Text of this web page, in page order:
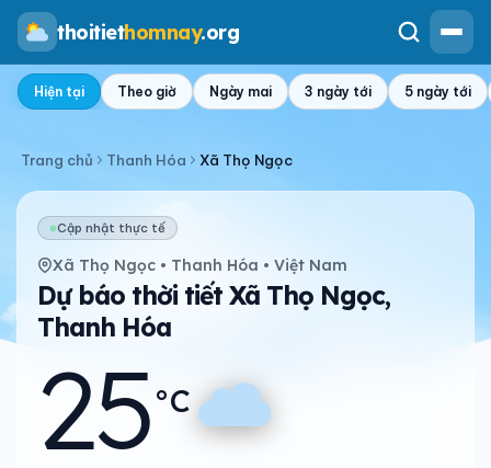
thoitiethomnay.org
Hiện tại Theo giờ Ngày mai 3 ngày tới 5 ngày tới
Trang chủ Thanh Hóa Xã Thọ Ngọc
Cập nhật thực tế
Xã Thọ Ngọc • Thanh Hóa • Việt Nam
Dự báo thời tiết Xã Thọ Ngọc,
Thanh Hóa
25°C